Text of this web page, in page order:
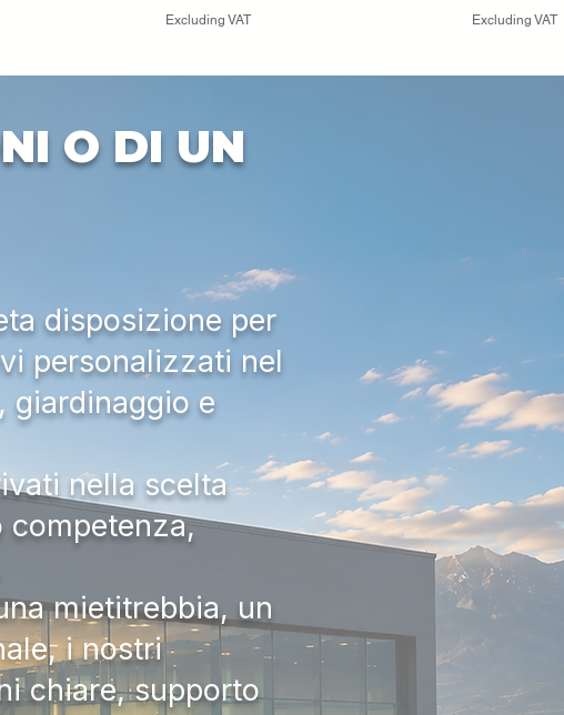
Excluding VAT Excluding VAT
O DI UN
disposizione per
personalizzati nel
giardinaggio e
nella scelta
mietitrebbia, un
i nostri
chiare, supporto